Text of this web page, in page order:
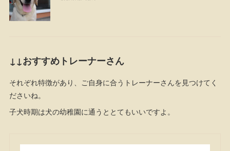
↓↓おすすめトレーナーさん
それぞれ特徴があり、ご自身に合うトレーナーさんを見つけてく
ださいね。
子犬時期は犬の幼稚園に通うととてもいいですよ。